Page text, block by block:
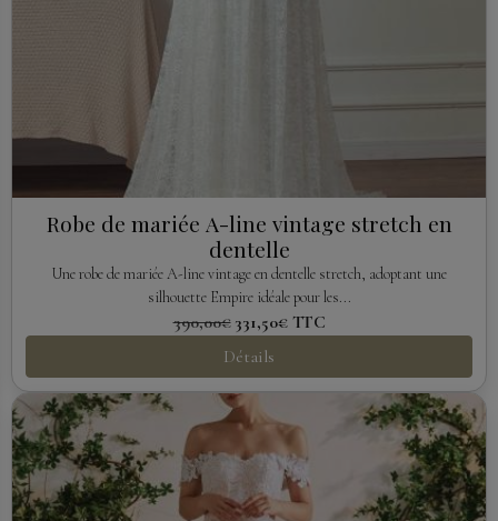
Robe de mariée A-line vintage stretch en
dentelle
Une robe de mariée A-line vintage en dentelle stretch, adoptant une
silhouette Empire idéale pour les...
390,00€ 331,50€ TTC
Détails